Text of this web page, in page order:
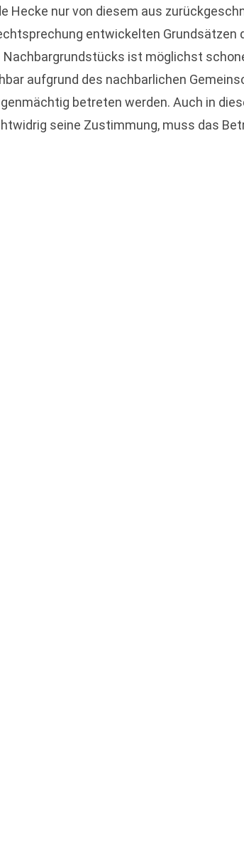
Hecke nur von diesem aus
entwickelten
ist möglichst
aufgrund des nachbarlichen
betreten werden. Auch in
seine Zustimmung, muss das